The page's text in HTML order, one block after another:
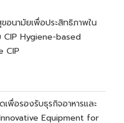
อนามัยเพื่อประสิทธิภาพใน
CIP Hygiene-based
CIP
พื่อรองรับธุรกิจอาหารและ
Equipment for